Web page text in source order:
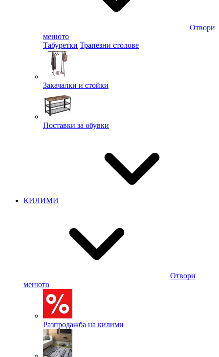
Отвори
менюто
Табуретки Трапезни столове
Закачалки и стойки
Поставки за обувки
КИЛИМИ
Отвори
менюто
Разпродажба на килими